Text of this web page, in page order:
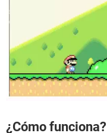
¿Cómo funciona?